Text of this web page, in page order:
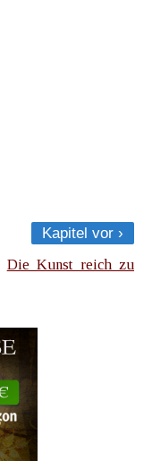
Kapitel vor ›
Die Kunst reich zu